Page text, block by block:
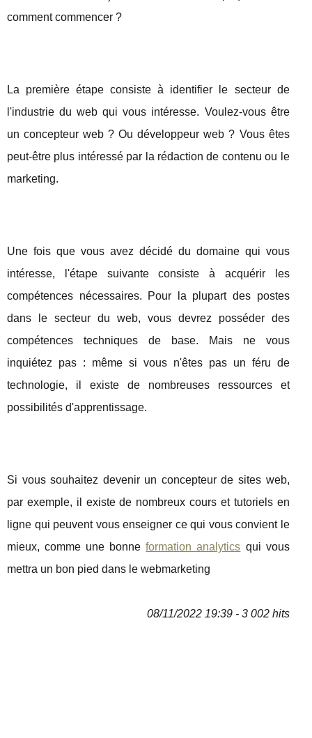
comment commencer ?
La première étape consiste à identifier le secteur de
l'industrie du web qui vous intéresse. Voulez-vous être
un concepteur web ? Ou développeur web ? Vous êtes
peut-être plus intéressé par la rédaction de contenu ou le
marketing.
Une fois que vous avez décidé du domaine qui vous
intéresse, l'étape suivante consiste à acquérir les
compétences nécessaires. Pour la plupart des postes
dans le secteur du web, vous devrez posséder des
compétences techniques de base. Mais ne vous
inquiétez pas : même si vous n'êtes pas un féru de
technologie, il existe de nombreuses ressources et
possibilités d'apprentissage.
Si vous souhaitez devenir un concepteur de sites web,
par exemple, il existe de nombreux cours et tutoriels en
ligne qui peuvent vous enseigner ce qui vous convient le
mieux, comme une bonneformation analytics qui vous
mettra un bon pied dans le webmarketing
08/11/2022 19:39 - 3 002 hits